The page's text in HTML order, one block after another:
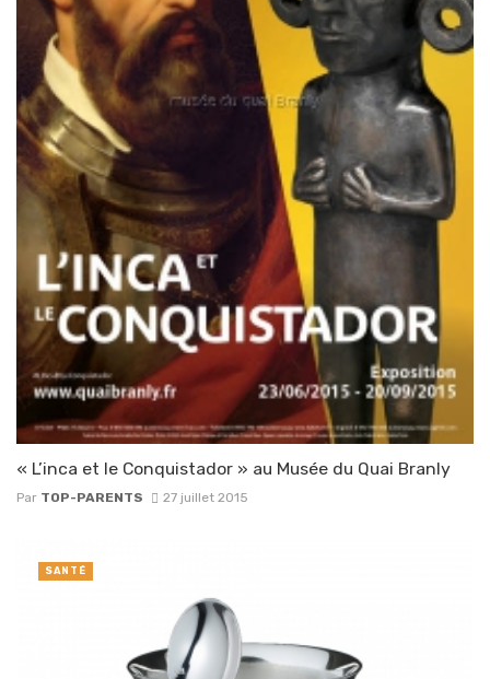
« L’inca et le Conquistador » au Musée du Quai Branly
Par TOP-PARENTS 27 juillet 2015
SANTÉ